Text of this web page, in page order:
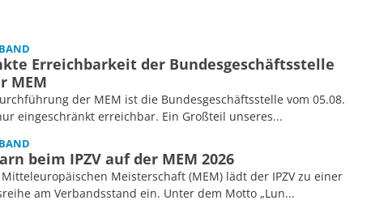
Erreichbarkeit der Bundesgeschäftsstelle
MEM
der MEM ist die Bundesgeschäftsstelle vom 05.08.
eingeschränkt erreichbar. Ein Großteil unseres...
beim IPZV auf der MEM 2026
Meisterschaft (MEM) lädt der IPZV zu einer
am Verbandsstand ein. Unter dem Motto „Lun...